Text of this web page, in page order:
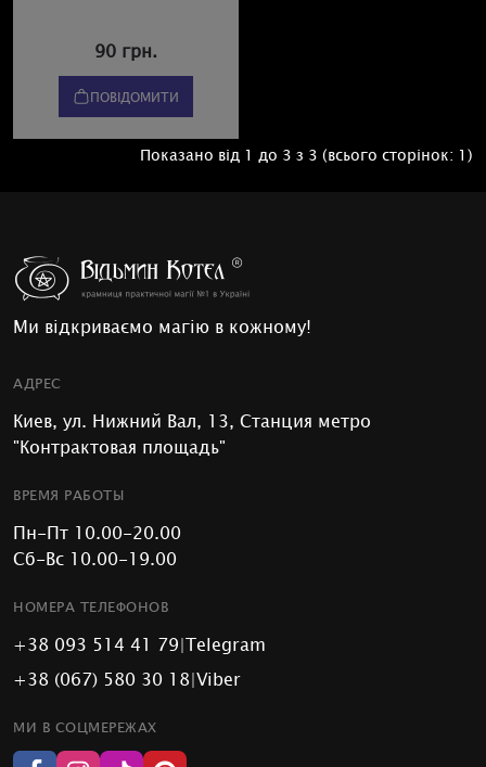
90 грн.
ПОВІДОМИТИ
Показано від 1 до 3 з 3 (всього сторінок: 1)
Ми відкриваємо магію в кожному!
АДРЕС
Киев, ул. Нижний Вал, 13, Станция метро
"Контрактовая площадь"
ВРЕМЯ РАБОТЫ
Пн-Пт 10.00-20.00
Сб-Вс 10.00-19.00
НОМЕРА ТЕЛЕФОНОВ
+38 093 514 41 79|Telegram
+38 (067) 580 30 18|Viber
МИ В СОЦМЕРЕЖАХ